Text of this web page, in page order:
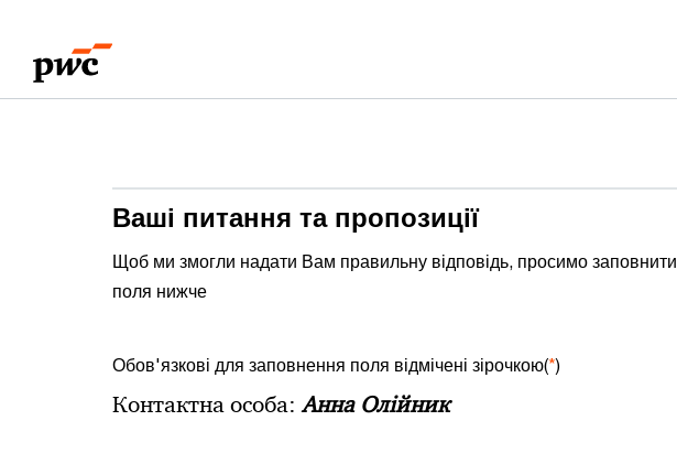
content
footer
Ваші питання та пропозиції
Щоб ми змогли надати Вам правильну відповідь, просимо заповнити
поля нижче
Обов'язкові для заповнення поля відмічені зірочкою(*)
Контактна особа:Анна Олійник